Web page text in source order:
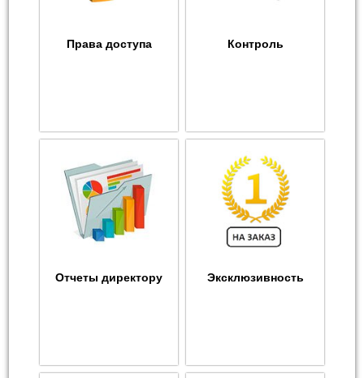
Права доступа Контроль
Отчеты директору Эксклюзивность